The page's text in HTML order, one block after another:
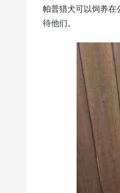
帕普猎犬可以饲养
待他们。